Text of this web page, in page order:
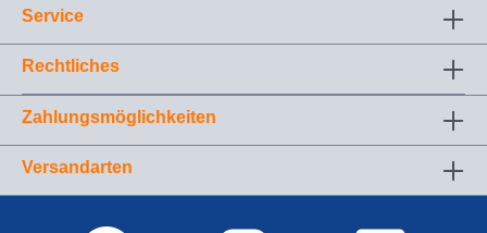
Service
Rechtliches
Zahlungsmöglichkeiten
Versandarten